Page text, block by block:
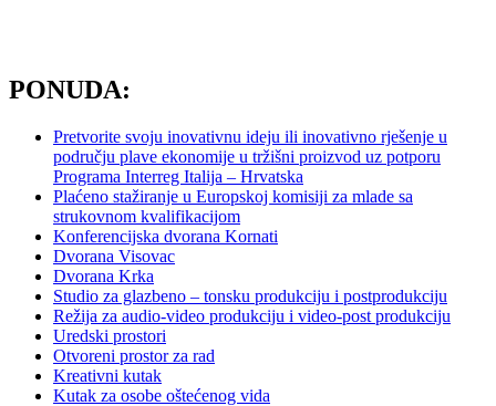
PONUDA:
Pretvorite svoju inovativnu ideju ili inovativno rješenje u
području plave ekonomije u tržišni proizvod uz potporu
Programa Interreg Italija – Hrvatska
Plaćeno stažiranje u Europskoj komisiji za mlade sa
strukovnom kvalifikacijom
Konferencijska dvorana Kornati
Dvorana Visovac
Dvorana Krka
Studio za glazbeno – tonsku produkciju i postprodukciju
Režija za audio-video produkciju i video-post produkciju
Uredski prostori
Otvoreni prostor za rad
Kreativni kutak
Kutak za osobe oštećenog vida